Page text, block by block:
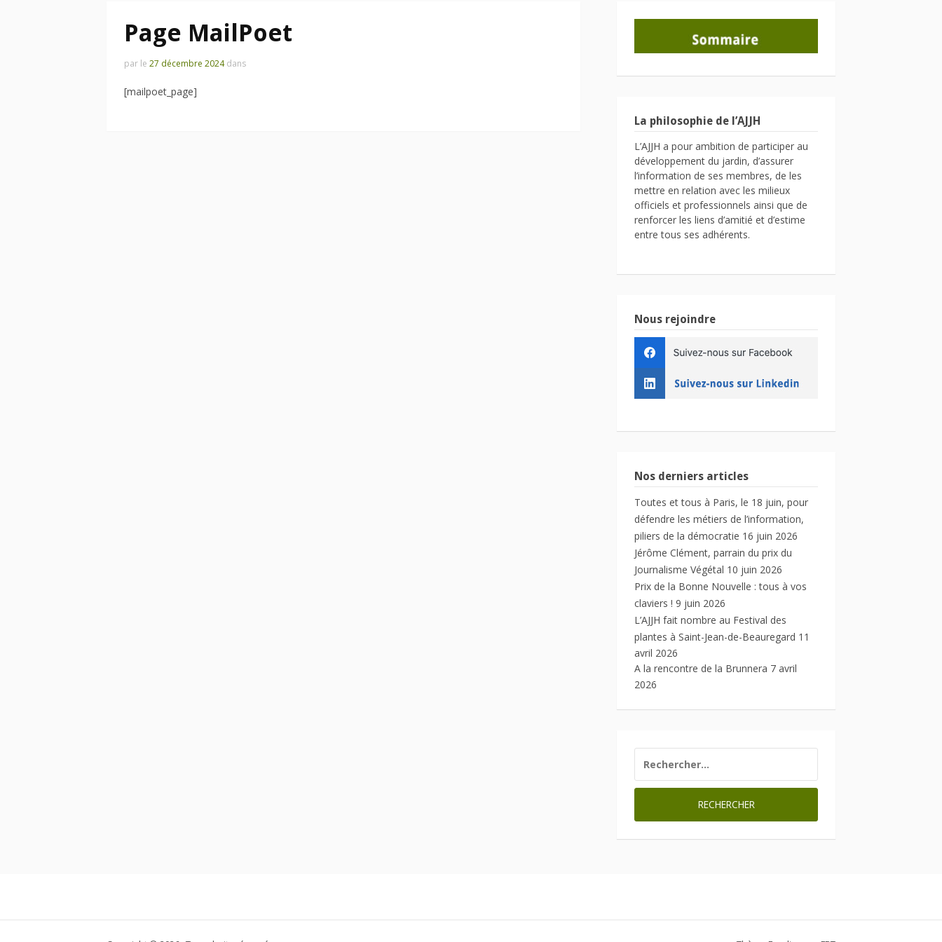
Page MailPoet
par le 27 décembre 2024dans
[mailpoet_page]
La philosophie de l’AJJH
L’AJJH a pour ambition de participer au
développement du jardin, d’assurer
l’information de ses membres, de les
mettre en relation avec les milieux
officiels et professionnels ainsi que de
renforcer les liens d’amitié et d’estime
entre tous ses adhérents.
Nous rejoindre
Nos derniers articles
Toutes et tous à Paris, le 18 juin, pour
défendre les métiers de l’information,
piliers de la démocratie 16 juin 2026
Jérôme Clément, parrain du prix du
Journalisme Végétal 10 juin 2026
Prix de la Bonne Nouvelle : tous à vos
claviers ! 9 juin 2026
L’AJJH fait nombre au Festival des
plantes à Saint-Jean-de-Beauregard 11
avril 2026
A la rencontre de la Brunnera 7 avril
2026